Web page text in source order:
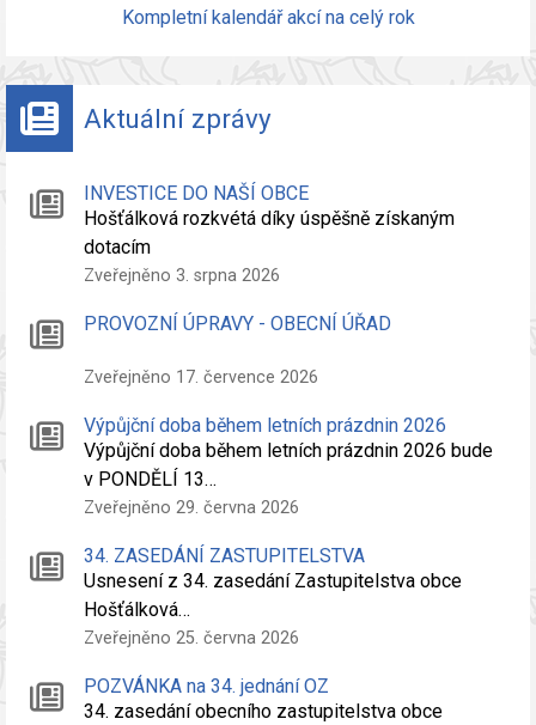
Kompletní kalendář akcí na celý rok
Aktuální zprávy
INVESTICE DO NAŠÍ OBCE
Hošťálková rozkvétá díky úspěšně získaným
dotacím
Zveřejněno 3. srpna 2026
PROVOZNÍ ÚPRAVY - OBECNÍ ÚŘAD
Zveřejněno 17. července 2026
Výpůjční doba během letních prázdnin 2026
Výpůjční doba během letních prázdnin 2026 bude
v PONDĚLÍ 13…
Zveřejněno 29. června 2026
34. ZASEDÁNÍ ZASTUPITELSTVA
Usnesení z 34. zasedání Zastupitelstva obce
Hošťálková…
Zveřejněno 25. června 2026
POZVÁNKA na 34. jednání OZ
34. zasedání obecního zastupitelstva obce